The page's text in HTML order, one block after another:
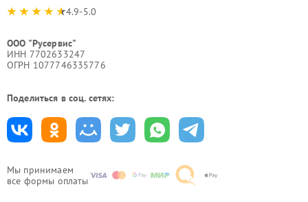
Мы принимаем
все формы оплаты
4.9-5.0
ООО "Русервис"
ИНН 7702633247
ОГРН 1077746335776
Поделиться в соц. сетях: